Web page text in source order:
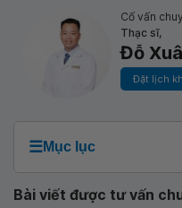
Cố vấn
Thạc sĩ,
Đỗ
Đặt lịch
☰Mục lục
Bài viết được tư vấn